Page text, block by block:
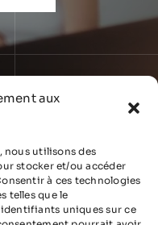
aux
nous utilisons des
stocker et/ou accéder
à ces technologies
telles que le
uniques sur ce